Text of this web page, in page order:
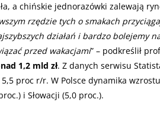
a chińskie jednorazówki zalewają
rzędzie tych o smakach
działań i bardzo bolejemy
przed wakacjami” – podkreślił
1,2 mld zł. Z danych serwisu
proc r/r. W Polsce dynamika
i Słowacji (5,0 proc.).